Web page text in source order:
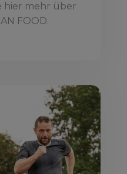
hier mehr über
FOOD.